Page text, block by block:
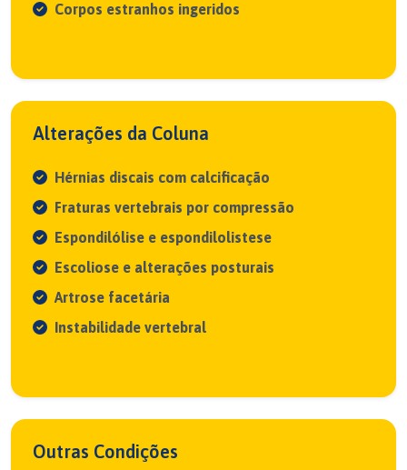
Corpos estranhos ingeridos
Alterações da Coluna
Hérnias discais com calcificação
Fraturas vertebrais por compressão
Espondilólise e espondilolistese
Escoliose e alterações posturais
Artrose facetária
Instabilidade vertebral
Outras Condições